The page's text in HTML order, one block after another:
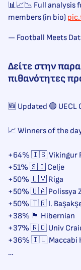
📊📈📉 Full analysis
members (in bio)
— Football Meets
Δείτε στην
πιθανότητες
🆕 Updated 🟢
📈 Winners of the
+64% 🇮🇸 Vikingur
+51% 🇸🇮 Celje
+50% 🇱🇻 Riga
+50% 🇺🇦 Polissya
+50% 🇹🇷 I.
+38% 🏴󠁧󠁢󠁳󠁣󠁴󠁿 Hibernian
+37% 🇷🇴 Univ
+36% 🇮🇱 Maccabi
…